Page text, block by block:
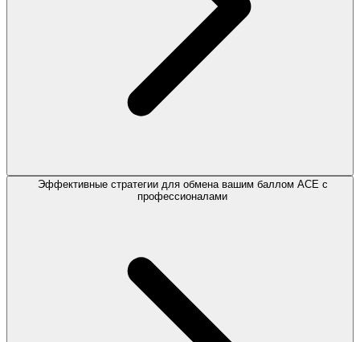
Эффективные стратегии для обмена вашим баллом ACE с
профессионалами